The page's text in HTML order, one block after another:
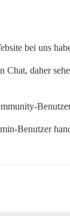
bei uns
Chat, daher
Benutzer